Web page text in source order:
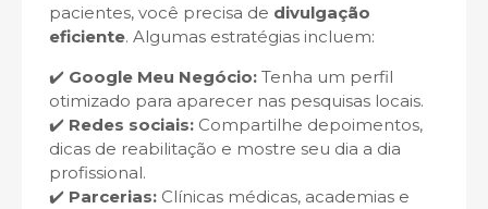
pacientes, você precisa de divulgação
eficiente. Algumas estratégias incluem:
✔️ Google Meu Negócio: Tenha um perfil
otimizado para aparecer nas pesquisas locais.
✔️ Redes sociais: Compartilhe depoimentos,
dicas de reabilitação e mostre seu dia a dia
profissional.
✔️ Parcerias: Clínicas médicas, academias e